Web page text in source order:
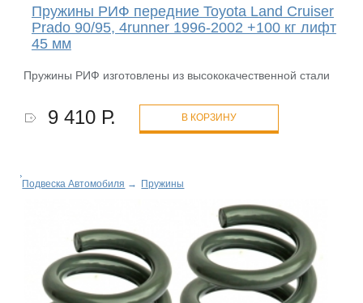
Пружины РИФ передние Toyota Land Cruiser
Prado 90/95, 4runner 1996-2002 +100 кг лифт
45 мм
Пружины РИФ изготовлены из высококачественной стали
9 410 Р. В КОРЗИНУ
Подвеска Автомобиля → Пружины